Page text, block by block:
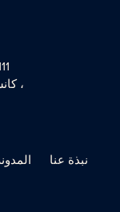
1111
،
نبذة عنا